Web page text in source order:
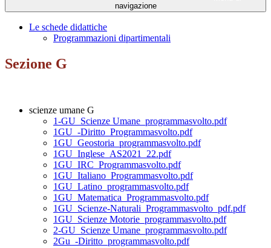
navigazione
Le schede didattiche
Programmazioni dipartimentali
Sezione G
scienze umane G
1-GU_Scienze Umane_programmasvolto.pdf
1GU_-Diritto_Programmasvolto.pdf
1GU_Geostoria_programmasvolto.pdf
1GU_Inglese_AS2021_22.pdf
1GU_IRC_Programmasvolto.pdf
1GU_Italiano_Programmasvolto.pdf
1GU_Latino_programmasvolto.pdf
1GU_Matematica_Programmasvolto.pdf
1GU_Scienze-Naturali_Programmasvolto_pdf.pdf
1GU_Scienze Motorie_programmasvolto.pdf
2-GU_Scienze Umane_programmasvolto.pdf
2Gu_-Diritto_programmasvolto.pdf